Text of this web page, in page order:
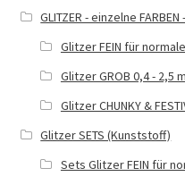
GLITZER - einzelne
Glitzer FEIN für normale
Glitzer GROB 0,4 - 2,5
Glitzer CHUNKY &
Glitzer SETS (Kunststoff)
Sets Glitzer FEIN für